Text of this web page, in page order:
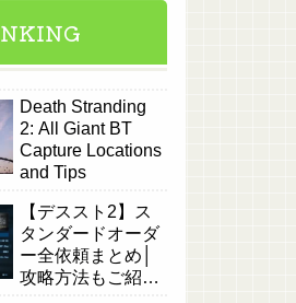
Death Stranding
2: All Giant BT
Capture Locations
and Tips
【デススト2】ス
タンダードオーダ
ー全依頼まとめ│
攻略方法もご紹